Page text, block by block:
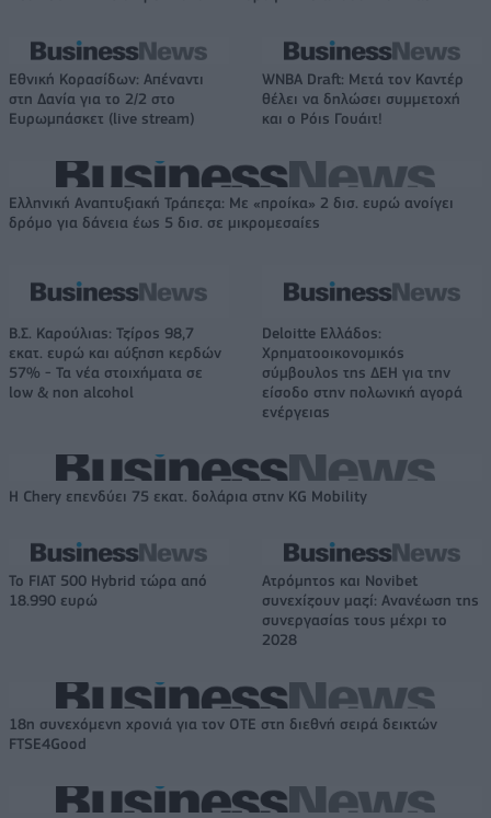
Εθνική Κορασίδων: Απέναντι
στη Δανία για το 2/2 στο
Ευρωμπάσκετ (live stream)
WNBA Draft: Μετά τον Καντέρ
θέλει να δηλώσει συμμετοχή
και ο Ρόις Γουάιτ!
Ελληνική Αναπτυξιακή Τράπεζα: Με «προίκα» 2 δισ. ευρώ ανοίγει
δρόμο για δάνεια έως 5 δισ. σε μικρομεσαίες
Β.Σ. Καρούλιας: Τζίρος 98,7
εκατ. ευρώ και αύξηση κερδών
57% - Τα νέα στοιχήματα σε
low & non alcohol
Deloitte Ελλάδος:
Χρηματοοικονομικός
σύμβουλος της ΔΕΗ για την
είσοδο στην πολωνική αγορά
ενέργειας
Η Chery επενδύει 75 εκατ. δολάρια στην KG Mobility
Το FIAT 500 Hybrid τώρα από
18.990 ευρώ
Ατρόμητος και Novibet
συνεχίζουν μαζί: Ανανέωση της
συνεργασίας τους μέχρι το
2028
18η συνεχόμενη χρονιά για τον ΟΤΕ στη διεθνή σειρά δεικτών
FTSE4Good